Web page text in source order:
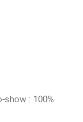
show : 100%